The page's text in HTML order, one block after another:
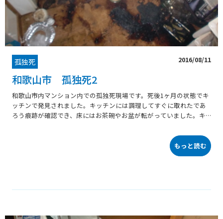
孤独死 2016/08/11
和歌山市 孤独死2
和歌山市内マンション内での孤独死現場です。死後1ヶ月の状態でキ
ッチンで発見されました。キッチンには調理してすぐに取れたであ
ろう痕跡が確認でき、床にはお茶碗やお盆が転がっていました。キ
が多い場所での孤独死現場では、全体像の把握が難しい為見積もり
には注意が必要です。ご遺体発見までの期間が長ければ、体液が床
に張り付いて乾燥してしまいヘラ等の道具を使用して皮膚片、体液
もっと読む